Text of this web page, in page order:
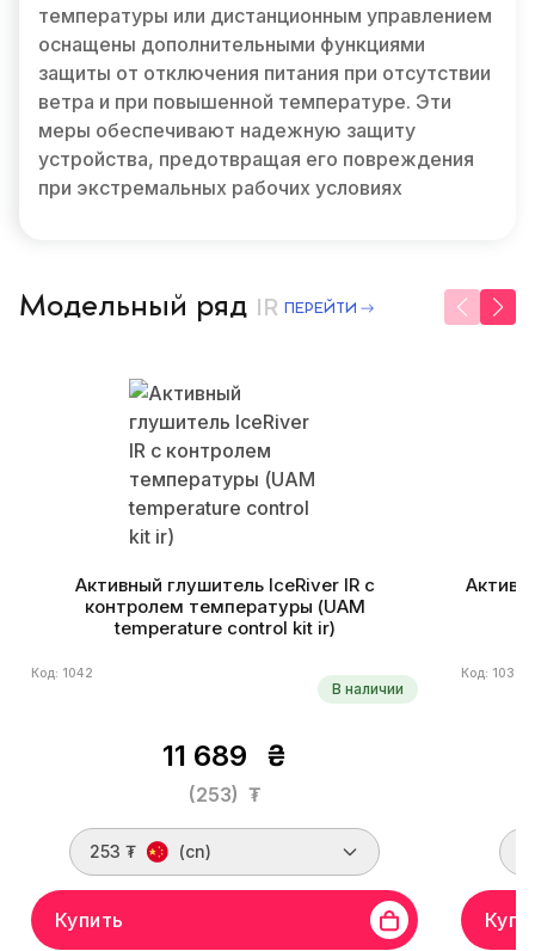
температуры или дистанционным управлением
оснащены дополнительными функциями
защиты от отключения питания при отсутствии
ветра и при повышенной температуре. Эти
меры обеспечивают надежную защиту
устройства, предотвращая его повреждения
при экстремальных рабочих условиях
Модельный ряд IR ПЕРЕЙТИ
Активный глушитель IceRiver IR с
контролем температуры (UAM
temperature control kit ir)
Код: 1042
В наличии
11 689 ₴
(253) ₮
253 ₮ (cn)
Купить
Код: 1039